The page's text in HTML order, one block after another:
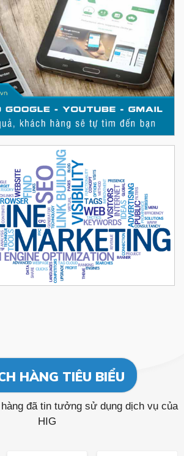
HÀNG TIÊU BIỂU
đã tin tưởng sử dụng dịch vụ của
HIG